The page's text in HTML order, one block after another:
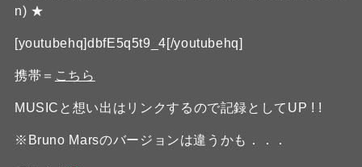
n) ★
[youtubehq]dbfE5q5t9_4[/youtubehq]
携帯＝ こちら
MUSICと想い出はリンクするので記録としてUP ! !
※Bruno Marsのバージョンは違うかも．．．